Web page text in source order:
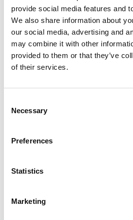
provide social media features and
We also share information about
our social media, advertising and
may combine it with other
provided to them or that they’ve
of their services.
Selection
Necessary
Preferences
Statistics
Marketing
calore e sono quindi più
pastorizzazione. Le capsule in
quindi una maggiore salubrità
Tecnocap ha una forte politica
sociale dell’azienda. Quali
politica aziendale?
Uno dei pilastri è la
produzione e dei nostri prodotti.
relazione con il territorio, dove
Oltre alle donazioni abbiamo
stabilimento. Sosteniamo
ghiaccio, permettendo anche ai
abbienti di frequentarla.